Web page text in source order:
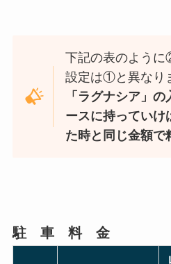
下記の表のよう
設定は①と異なり
「ラグナシア」
ースに持ってい
た時と同じ金額で
駐 車 料 金